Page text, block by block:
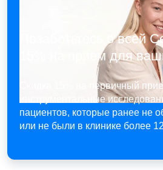
Позаботьтесь о всей
15% на прием для
Скидка 15% на первичный
инструментальные
пациентов, которые ранее не
или не были в клинике более